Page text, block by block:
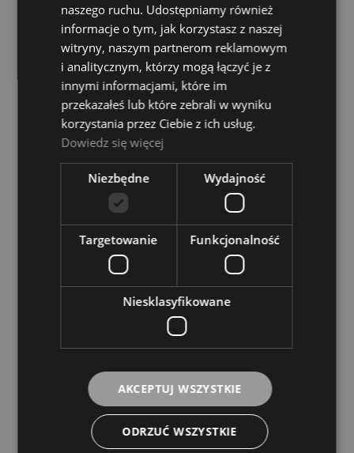
Ustnik do sakshornu - Yamaha MP AH 38D4
Dostępność:
175,00 zł
POWIADOM O DOSTĘPNOŚCI
naszego ruchu. Udostępniamy również
informacje o tym, jak korzystasz z naszej
witryny, naszym partnerom reklamowym
i analitycznym, którzy mogą łączyć je z
innymi informacjami, które im
przekazałeś lub które zebrali w wyniku
korzystania przez Ciebie z ich usług.
Dowiedz się więcej
Niezbędne Wydajność
Targetowanie Funkcjonalność
Niesklasyfikowane
AKCEPTUJ WSZYSTKIE
ODRZUĆ WSZYSTKIE